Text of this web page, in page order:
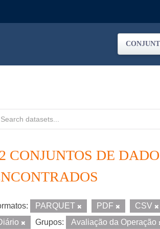
CONJUNTOS DE
PARQUET PDF CSV
Grupos: Avaliação da Operação